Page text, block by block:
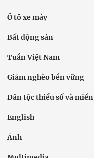
Ô tô xe máy
Bất động sản
Tuần Việt Nam
Giảm nghèo bền vững
Dân tộc thiểu số và
English
Ảnh